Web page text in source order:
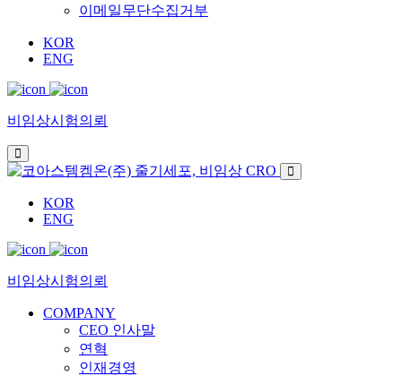
이메일무단수집거부
KOR
ENG
비임상시험의뢰
KOR
ENG
비임상시험의뢰
COMPANY
CEO 인사말
연혁
인재경영